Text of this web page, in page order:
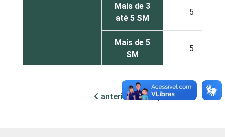
Mais de 3
até 5 SM
5
Mais de 5
SM
5
Até 3 SM 5
anterior próxima